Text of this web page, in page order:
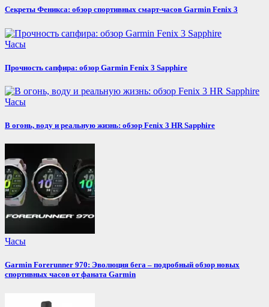
Секреты Феникса: обзор спортивных смарт-часов Garmin Fenix 3
Часы
Прочность сапфира: обзор Garmin Fenix 3 Sapphire
Часы
В огонь, воду и реальную жизнь: обзор Fenix 3 HR Sapphire
Часы
Garmin Forerunner 970: Эволюция бега – подробный обзор новых
спортивных часов от фаната Garmin